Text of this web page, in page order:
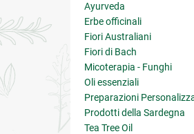
Ayurveda
Erbe officinali
Fiori Australiani
Fiori di Bach
Micoterapia - Funghi
Oli essenziali
Preparazioni
Prodotti della Sardegna
Tea Tree Oil